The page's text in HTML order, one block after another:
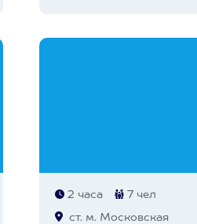
2 часа 7 чел
ст. м. Московская